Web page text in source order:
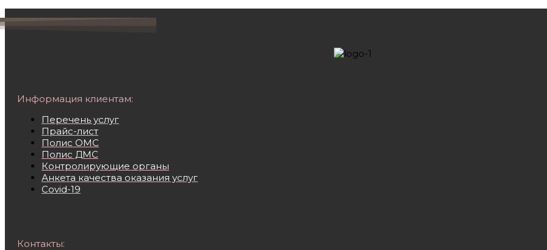
Информация клиентам:
Перечень услуг
Прайс-лист
Полис ОМС
Полис ДМС
Контролирующие органы
Анкета качества оказания услуг
Covid-19
Контакты: